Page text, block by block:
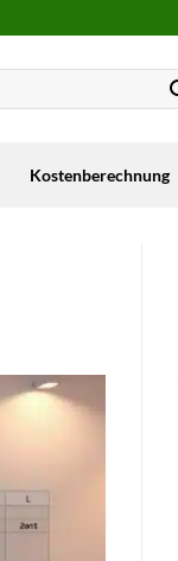
Kostenberechnung